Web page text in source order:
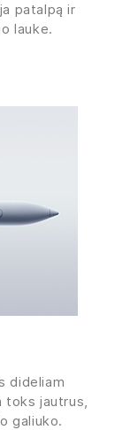
patalpą ir
lauke.
dideliam
toks jautrus,
galiuko.